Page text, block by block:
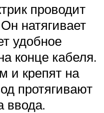
проводит
натягивает
удобное
конце кабеля.
и крепят на
протягивают
ввода.